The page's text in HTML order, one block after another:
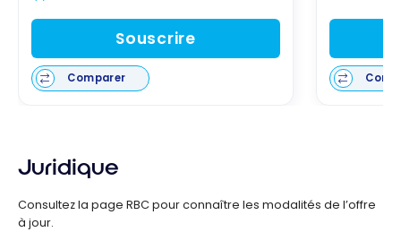
Souscrire
Comparer
Juridique
Consultez la page RBC pour connaître les modalités de l’offre
à jour.